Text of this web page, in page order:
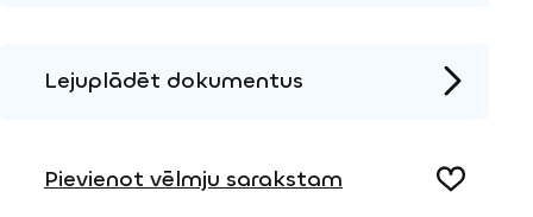
Lejuplādēt dokumentus
Pievienot vēlmju sarakstam